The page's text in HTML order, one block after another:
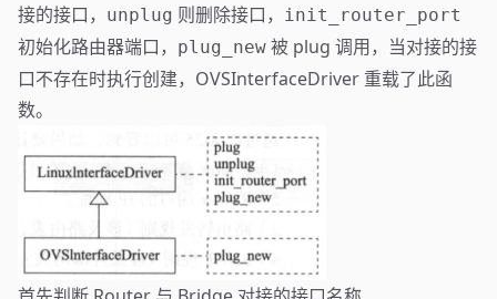
接的接口， unplug 则删除接口， init_router_port
初始化路由器端口， plug_new 被 plug 调用，当对接的接
口不存在时执行创建，OVSInterfaceDriver 重载了此函
数。